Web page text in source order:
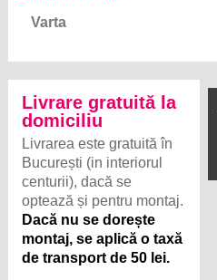
Varta
Livrare gratuită la
domiciliu
Livrarea este gratuită în
București (in interiorul
centurii), dacă se
optează și pentru montaj.
Dacă nu se dorește
montaj, se aplică o taxă
de transport de 50 lei.